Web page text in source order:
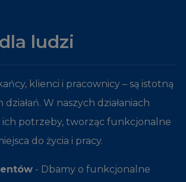
ludzi
klienci i pracownicy – są istotną
działań. W naszych działaniach
potrzeby, tworząc funkcjonalne
do życia i pracy.
- Dbamy o funkcjonalne